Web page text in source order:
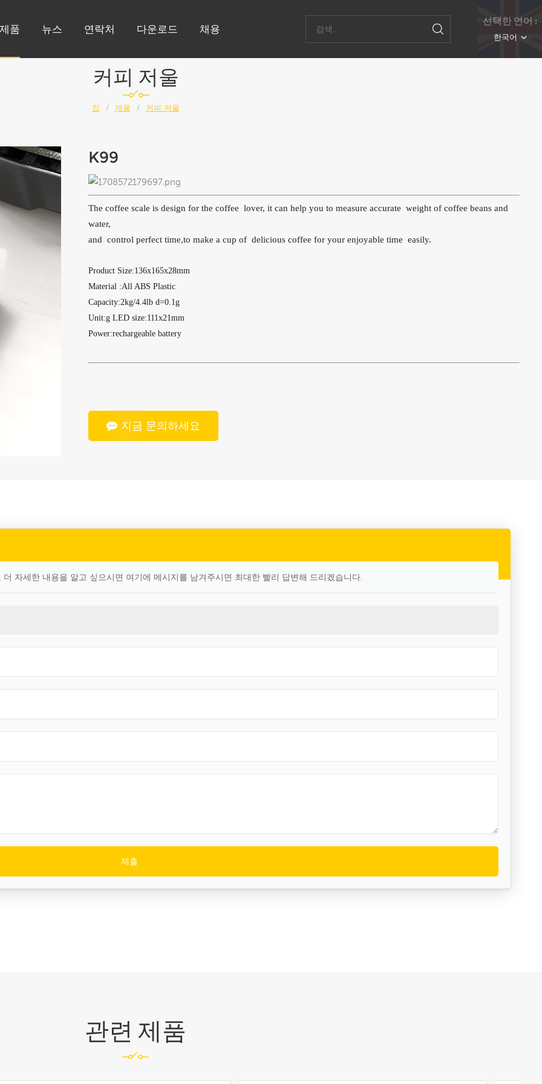
품 뉴스 연락처 다운로드 채용
선택한 언어 :
한국어
커피 저울
집 / 제품 / 커피 저울
K99
The coffee scale is design for the coffee lover, it can help you to measure accurate weight of coffee beans and
water,
and control perfect time,to make a cup of delicious coffee for your enjoyable time easily.
Product Size:136x165x28mm
Material :All ABS Plastic
Capacity:2kg/4.4lb d=0.1g
Unit:g LED size:111x21mm
Power:rechargeable battery
지금 문의하세요
자세한 내용을 알고 싶으시면 여기에 메시지를 남겨주시면 최대한 빨리 답변해 드리겠습니다.
관련 제품